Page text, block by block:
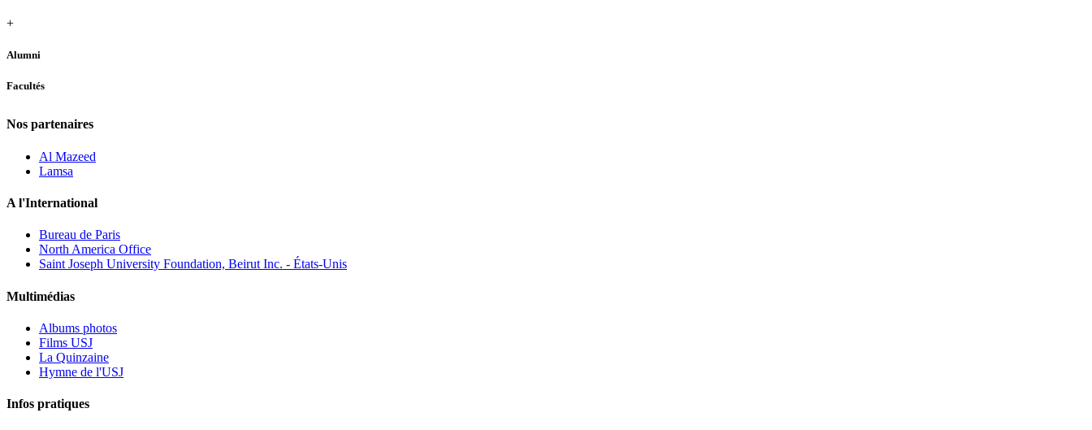
+
Alumni
Facultés
Nos partenaires
Al Mazeed
Lamsa
A l'International
Bureau de Paris
North America Office
Saint Joseph University Foundation, Beirut Inc. - États-Unis
Multimédias
Albums photos
Films USJ
La Quinzaine
Hymne de l'USJ
Infos pratiques